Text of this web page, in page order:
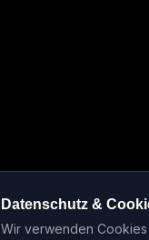
Datenschutz &
Wir verwenden